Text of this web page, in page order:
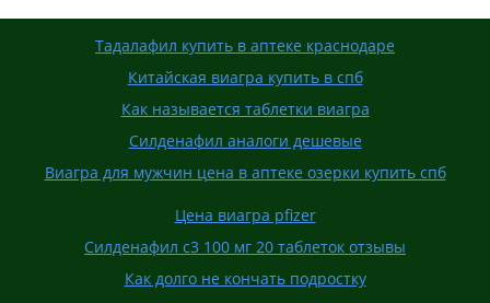
Тадалафил купить в аптеке краснодаре
Китайская виагра купить в спб
Как называется таблетки виагра
Силденафил аналоги дешевые
Виагра для мужчин цена в аптеке озерки купить спб
Цена виагра pfizer
Силденафил с3 100 мг 20 таблеток отзывы
Как долго не кончать подростку